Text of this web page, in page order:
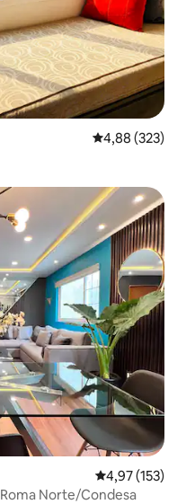
Gemiddelde
4,88 (323)
Gemiddelde
4,97 (153)
Designful Apartment in Trendy Roma Norte/Condesa